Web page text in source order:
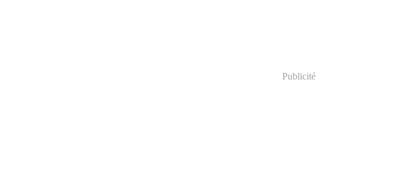
Publicité